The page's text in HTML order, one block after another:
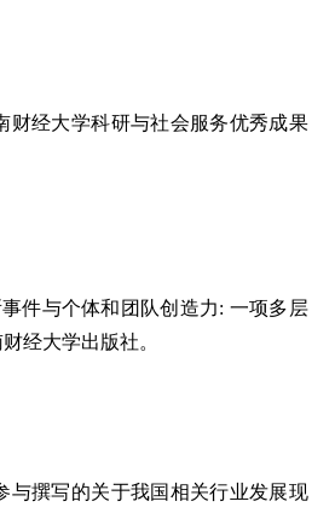
财经大学科研与社会服务优秀成果
件与个体和团队创造力: 一项多层
经大学出版社。
与撰写的关于我国相关行业发展现